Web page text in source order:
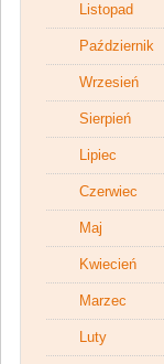
Listopad
Październik
Wrzesień
Sierpień
Lipiec
Czerwiec
Maj
Kwiecień
Marzec
Luty